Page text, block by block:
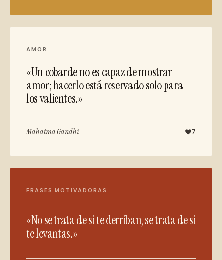
AMOR
«Un cobarde no es capaz de mostrar
amor; hacerlo está reservado solo para
los valientes.»
Mahatma Gandhi 7
FRASES MOTIVADORAS
«No se trata de si te derriban, se trata de si
te levantas.»